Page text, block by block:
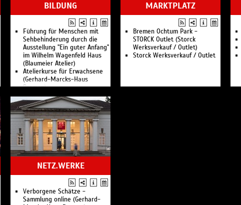
Familienprogramm (Gerhard-
Marcks-Haus Bremen)
Gerhard-Marcks-Haus
Bremen
Kunsthalle in Emden
Kunsthalle Bremen
Weserburg Museum für
Historisches Museum
BILDUNG
Führung für Menschen mit
Sehbehinderung durch die
Ausstellung "Ein guter Anfang"
im Wilhelm Wagenfeld Haus
(Blaumeier Atelier)
Atelierkurse für Erwachsene
(Gerhard-Marcks-Haus
Bremen)
Hochschule Bremen
Universität Bremen
Hochschule für Künste
Bremen
MARKTPLATZ
Bremen Ochtum Park -
STORCK Outlet (Storck
Werksverkauf / Outlet)
Storck Werksverkauf / Outlet
NETZ.WERKE
Verborgene Schätze -
Sammlung online (Gerhard-